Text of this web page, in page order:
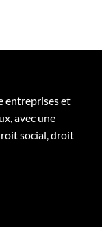
entreprises et
avec une
social, droit